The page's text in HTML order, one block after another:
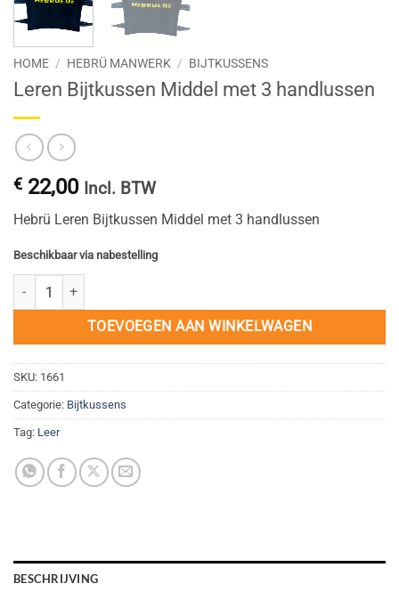
HOME / HEBRÜ MANWERK / BIJTKUSSENS
Leren Bijtkussen Middel met 3 handlussen
€ 22,00 Incl. BTW
Hebrü Leren Bijtkussen Middel met 3 handlussen
Beschikbaar via nabestelling
Leren Bijtkussen Middel met 3 handlussen aantal
TOEVOEGEN AAN WINKELWAGEN
SKU: 1661
Categorie: Bijtkussens
Tag: Leer
BESCHRIJVING